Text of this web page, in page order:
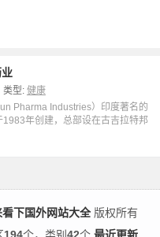
类型: 健康
Pharma Industries）印度著名的
1983年创建，总部设在古吉拉特邦
看下国外网站大全版权所有